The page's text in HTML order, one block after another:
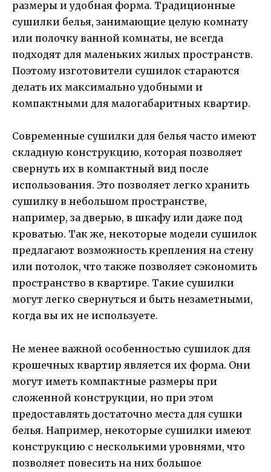
размеры и удобная форма. Традиционные
сушилки белья, занимающие целую комнату
или полочку ванной комнаты, не всегда
подходят для маленьких жилых пространств.
Поэтому изготовители сушилок стараются
делать их максимально удобными и
компактными для малогабаритных квартир.
Современные сушилки для белья часто имеют
складную конструкцию, которая позволяет
свернуть их в компактный вид после
использования. Это позволяет легко хранить
сушилку в небольшом пространстве,
например, за дверью, в шкафу или даже под
кроватью. Так же, некоторые модели сушилок
предлагают возможность крепления на стену
или потолок, что также позволяет сэкономить
пространство в квартире. Такие сушилки
могут легко свернуться и быть незаметными,
когда вы их не используете.
Не менее важной особенностью сушилок для
крошечных квартир является их форма. Они
могут иметь компактные размеры при
сложенной конструкции, но при этом
предоставлять достаточно места для сушки
белья. Например, некоторые сушилки имеют
конструкцию с несколькими уровнями, что
позволяет повесить на них большое